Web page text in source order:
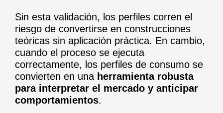
Sin esta validación, los perfiles corren el
riesgo de convertirse en construcciones
teóricas sin aplicación práctica. En cambio,
cuando el proceso se ejecuta
correctamente, los perfiles de consumo se
convierten en una herramienta robusta
para interpretar el mercado y anticipar
comportamientos.